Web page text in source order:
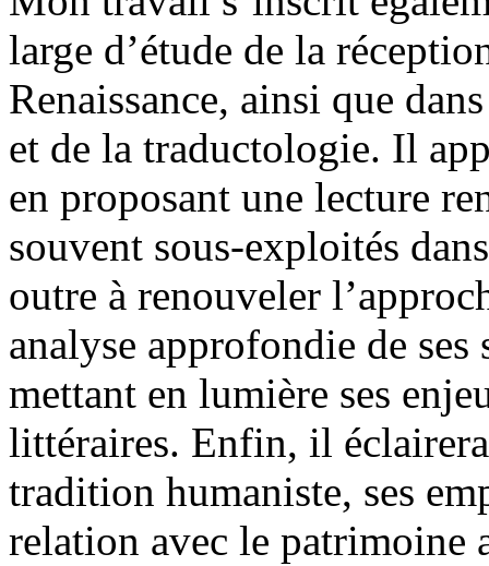
large d’étude de la
Renaissance, ainsi que
et de la traductologie. Il
en proposant une lecture
souvent sous-exploités
outre à renouveler
analyse approfondie de ses
mettant en lumière ses
littéraires. Enfin, il
tradition humaniste, ses
relation avec le patrimoine